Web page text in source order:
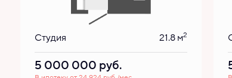
Студия 21.8 м2
5 000 000 руб.